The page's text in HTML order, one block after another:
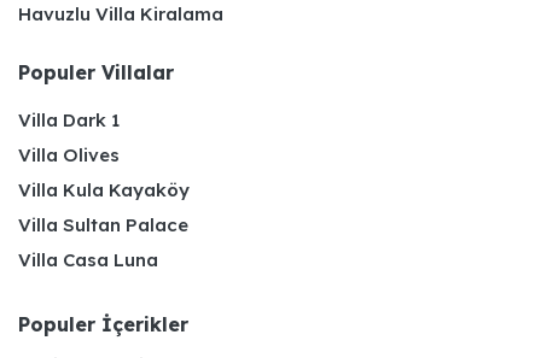
Havuzlu Villa Kiralama
Populer Villalar
Villa Dark 1
Villa Olives
Villa Kula Kayaköy
Villa Sultan Palace
Villa Casa Luna
Populer İçerikler